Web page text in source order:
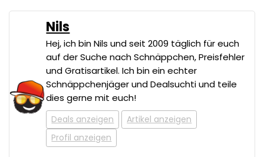
Nils
Hej, ich bin Nils und seit 2009 täglich für euch
auf der Suche nach Schnäppchen, Preisfehler
und Gratisartikel. Ich bin ein echter
Schnäppchenjäger und Dealsuchti und teile
dies gerne mit euch!
Deals anzeigen
Artikel anzeigen
Profil anzeigen